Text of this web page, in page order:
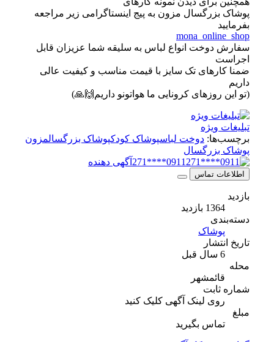
پوشاک بزرگسال مزون به پیج اینستاگرامی زیر مراجعه
بفرمایید
mona_online_shop
سفارش دوخت انواع لباس به سلیقه شما عزیزان قابل
اجراست
ضمنا کارهای تک سایز با قیمت مناسب و کیفیت عالی
(تو این روزهای کرونایی ما هواتونو داریم🙌🙏)
تبلیغات ویژه
برچسب‌ها:دوخت لباسپوشاک کودک پوشاک بزرگسال مزون
پوشاک بزرگسال
0911****271
آگهی دهنده
اطلاعات تماس
دسته‌بندی
پوشاک
تاریخ انتشار
قائمشهر
شماره ثابت
روی لینک آگهی کلیک کنید
تماس بگیرید